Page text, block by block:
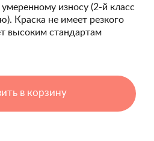
износу (2-й класс
Краска не имеет резкого
высоким стандартам
в корзину